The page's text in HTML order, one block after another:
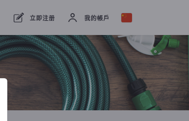
立即注册 我的帳戶
出口商2 制造商